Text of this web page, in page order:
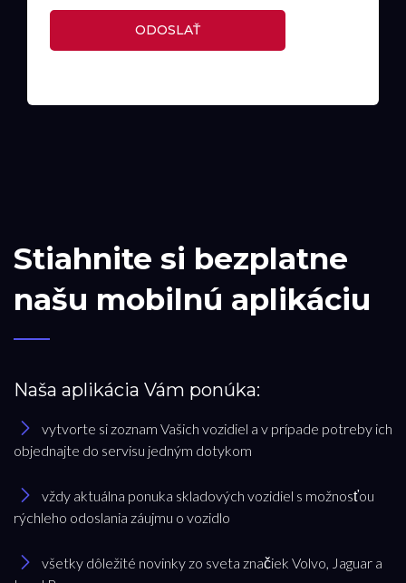
ODOSLAŤ
Stiahnite si bezplatne
našu mobilnú aplikáciu
Naša aplikácia Vám ponúka:
vytvorte si zoznam Vašich vozidiel a v prípade potreby ich
objednajte do servisu jedným dotykom
vždy aktuálna ponuka skladových vozidiel s možnosťou
rýchleho odoslania záujmu o vozidlo
všetky dôležité novinky zo sveta značiek Volvo, Jaguar a